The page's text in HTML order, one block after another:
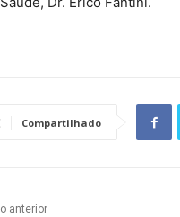
Compartilhado
anterior